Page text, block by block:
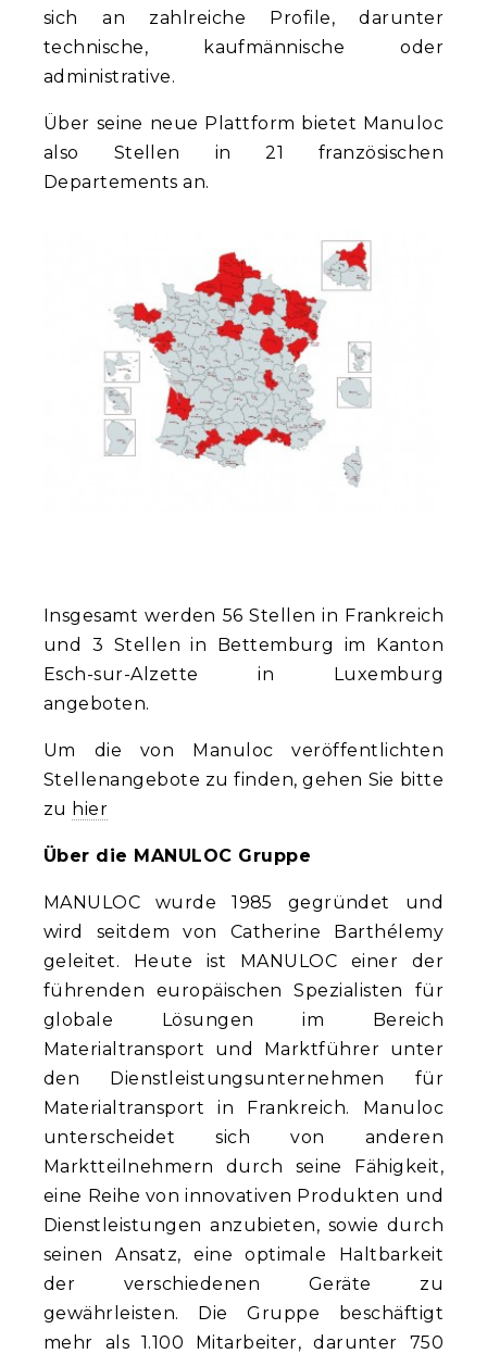
sich an zahlreiche Profile, darunter
technische, kaufmännische oder
administrative.
Über seine neue Plattform bietet Manuloc
also Stellen in 21 französischen
Departements an.
Insgesamt werden 56 Stellen in Frankreich
und 3 Stellen in Bettemburg im Kanton
Esch-sur-Alzette in Luxemburg
angeboten.
Um die von Manuloc veröffentlichten
Stellenangebote zu finden, gehen Sie bitte
zu hier
Über die MANULOC Gruppe
MANULOC wurde 1985 gegründet und
wird seitdem von Catherine Barthélemy
geleitet. Heute ist MANULOC einer der
führenden europäischen Spezialisten für
globale Lösungen im Bereich
Materialtransport und Marktführer unter
den Dienstleistungsunternehmen für
Materialtransport in Frankreich. Manuloc
unterscheidet sich von anderen
Marktteilnehmern durch seine Fähigkeit,
eine Reihe von innovativen Produkten und
Dienstleistungen anzubieten, sowie durch
seinen Ansatz, eine optimale Haltbarkeit
der verschiedenen Geräte zu
gewährleisten. Die Gruppe beschäftigt
mehr als 1.100 Mitarbeiter, darunter 750